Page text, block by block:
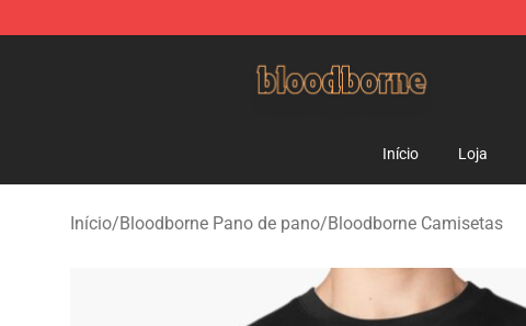
Início Loja
Início/Bloodborne Pano de pano/Bloodborne Camisetas